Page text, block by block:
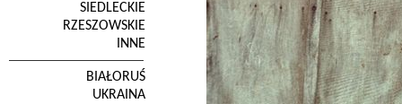
SIEDLECKIE
RZESZOWSKIE
INNE
BIAŁORUŚ
UKRAINA